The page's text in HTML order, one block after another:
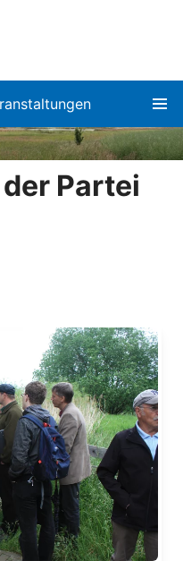
Partei